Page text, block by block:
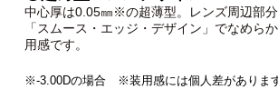
中心厚は0.05㎜※の超薄型。レンズ周辺部
「スムース・エッジ・デザイン」でなめら
用感です。
※-3.00Dの場合 ※装用感には個人差があります